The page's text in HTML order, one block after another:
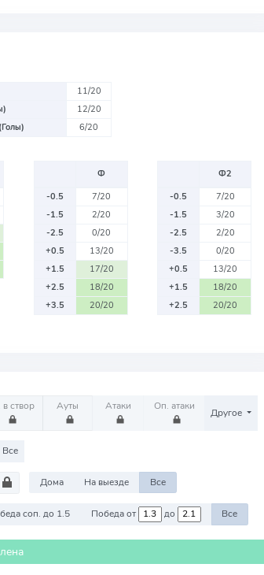
11/20
12/20
6/20
Ф
-0.5
7/20
-1.5
2/20
-2.5
0/20
+0.5
13/20
+1.5
17/20
+2.5
18/20
+3.5
20/20
Ф2
-0.5
7/20
-1.5
3/20
-2.5
2/20
-3.5
0/20
+0.5
13/20
+1.5
18/20
+2.5
20/20
створ Ауты Атаки Оп. атаки
Другое
Все
Дома На выезде Все
соп. до 1.5 Победа от до Все